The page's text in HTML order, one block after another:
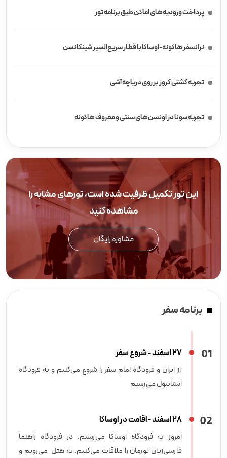
پرداخت ورودیه‌های اماکن طبق برنامه تور
نرانسفر هاکونه-اوساکا با قطار سریع‌السیر شینکانسن
تجربه کشتی کروز بر روی دریاچه آشی
تجربه سونا در اونسن‌های سنتی و معروف هاکونه
این تور تکمیل ظرفیت شده است، تورهای مشابه را
مشاهده کنید
مشاوره رایگان
برنامه سفر
01 27 اسفند - شروع سفر
از ایران و فرودگاه امام سفر را شروع می‌کنیم و به فرودگاه
استانبول می‌رسیم
02 28 اسفند - اقامت در اوساکا
امروز به فرودگاه اوساکا می‌رسیم. در فرودگاه راهنما
فارسی‌زبان تورمان را ملاقات می‌کنیم. به هتل می‌رویم و